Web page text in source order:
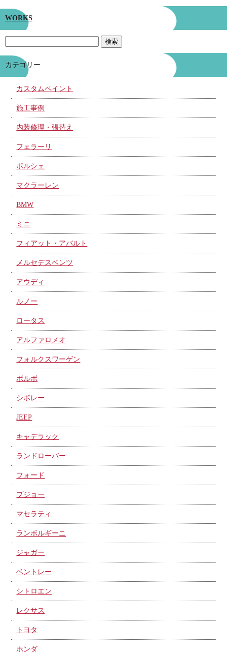
WORKS
カテゴリー
カスタムペイント
施工事例
内装修理・張替え
フェラーリ
ポルシェ
マクラーレン
BMW
ミニ
フィアット・アバルト
メルセデスベンツ
アウディ
ルノー
ロータス
アルファロメオ
フォルクスワーゲン
ボルボ
シボレー
JEEP
キャデラック
ランドローバー
フォード
プジョー
マセラティ
ランボルギーニ
ジャガー
ベントレー
シトロエン
レクサス
トヨタ
ホンダ